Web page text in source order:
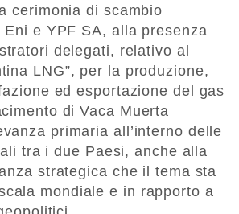
cerimonia di scambio
Eni e YPF SA, alla presenza
delegati, relativo al
LNG”, per la produzione,
ed esportazione del gas
di Vaca Muerta
primaria all’interno delle
tra i due Paesi, anche alla
strategica che il tema sta
mondiale e in rapporto a